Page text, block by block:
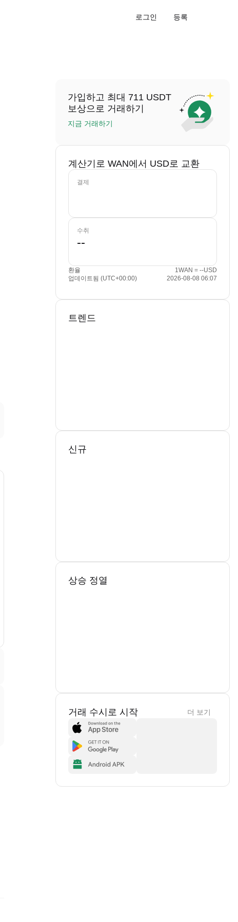
로그인 등록
가입하고 최대 711 USDT
보상으로 거래하기
지금 거래하기
계산기로 WAN에서 USD로 교환
결제
수취
환율
1WAN = --USD
업데이트됨 (UTC+00:00)
2026-08-08 06:07
트렌드
신규
상승 정열
거래 수시로 시작 더 보기